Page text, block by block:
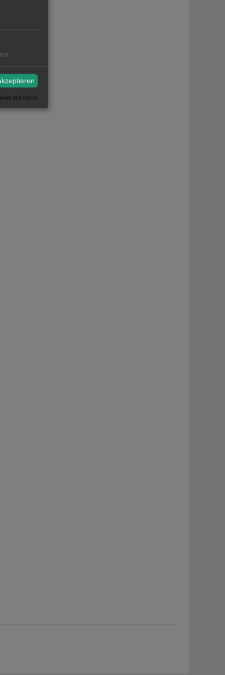
mit Klaro!